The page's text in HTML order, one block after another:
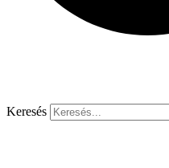
Keresés